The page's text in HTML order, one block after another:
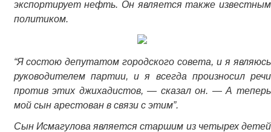
экспортирует нефть. Он является также известным
политиком.
“Я состою депутатом городского совета, и я являюсь
руководителем партии, и я всегда произносил речи
против этих джихадистов, — сказал он. — А теперь
мой сын арестован в связи с этим”.
Сын Исмагулова является старшим из четырех детей